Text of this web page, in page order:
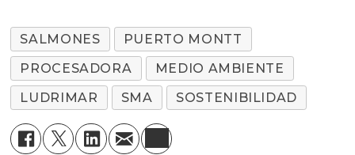
SALMONES
PUERTO MONTT
PROCESADORA
MEDIO AMBIENTE
LUDRIMAR
SMA SOSTENIBILIDAD